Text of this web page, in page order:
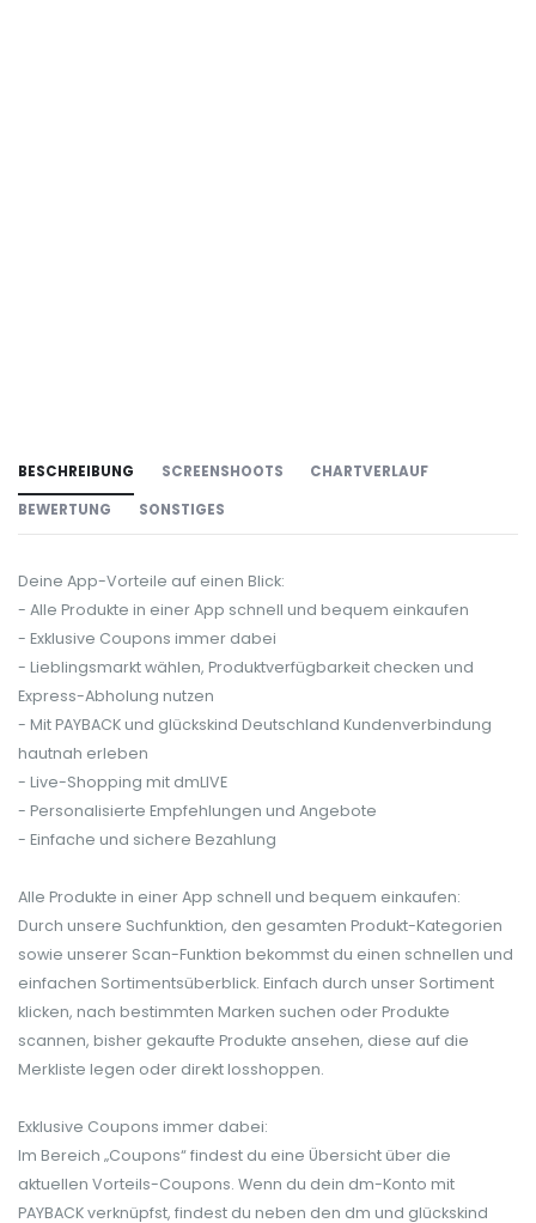
BESCHREIBUNG SCREENSHOOTS CHARTVERLAUF
BEWERTUNG SONSTIGES
Deine App-Vorteile auf einen Blick:
- Alle Produkte in einer App schnell und bequem einkaufen
- Exklusive Coupons immer dabei
- Lieblingsmarkt wählen, Produktverfügbarkeit checken und
Express-Abholung nutzen
- Mit PAYBACK und glückskind Deutschland Kundenverbindung
hautnah erleben
- Live-Shopping mit dmLIVE
- Personalisierte Empfehlungen und Angebote
- Einfache und sichere Bezahlung
Alle Produkte in einer App schnell und bequem einkaufen:
Durch unsere Suchfunktion, den gesamten Produkt-Kategorien
sowie unserer Scan-Funktion bekommst du einen schnellen und
einfachen Sortimentsüberblick. Einfach durch unser Sortiment
klicken, nach bestimmten Marken suchen oder Produkte
scannen, bisher gekaufte Produkte ansehen, diese auf die
Merkliste legen oder direkt losshoppen.
Exklusive Coupons immer dabei:
Im Bereich „Coupons“ findest du eine Übersicht über die
aktuellen Vorteils-Coupons. Wenn du dein dm-Konto mit
PAYBACK verknüpfst, findest du neben den dm und glückskind